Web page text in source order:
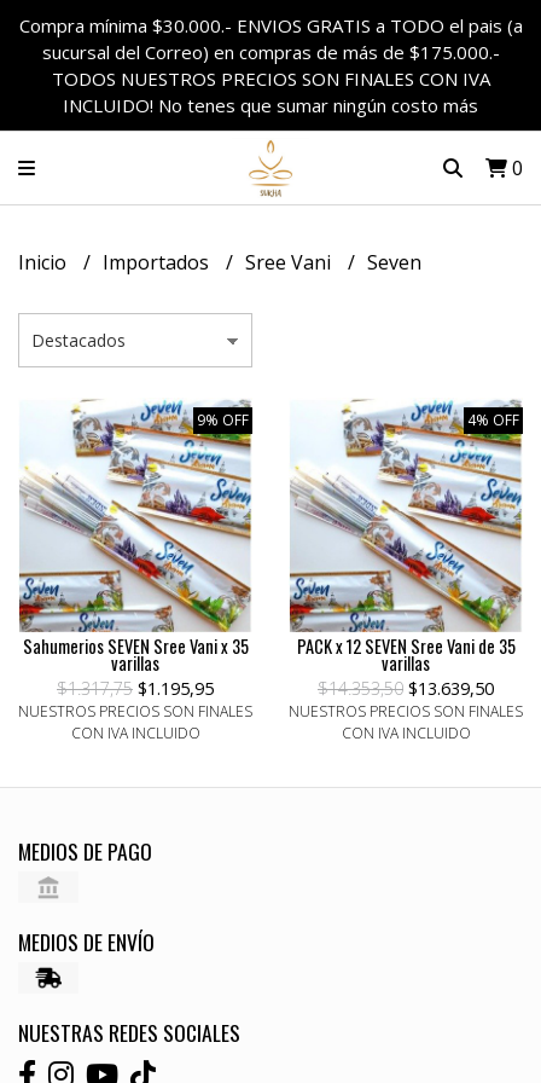
Compra mínima $30.000.- ENVIOS GRATIS a TODO el pais (a
sucursal del Correo) en compras de más de $175.000.-
TODOS NUESTROS PRECIOS SON FINALES CON IVA
INCLUIDO! No tenes que sumar ningún costo más
0
Inicio Importados Sree Vani Seven
9% OFF
Sahumerios SEVEN Sree Vani x 35
varillas
$1.317,75 $1.195,95
NUESTROS PRECIOS SON FINALES
CON IVA INCLUIDO
4% OFF
PACK x 12 SEVEN Sree Vani de 35
varillas
$14.353,50 $13.639,50
NUESTROS PRECIOS SON FINALES
CON IVA INCLUIDO
MEDIOS DE PAGO
MEDIOS DE ENVÍO
NUESTRAS REDES SOCIALES